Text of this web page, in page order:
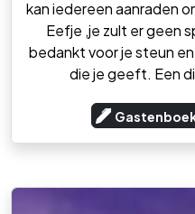
kan iedereen aanraden
Eefje ,je zult er geen
bedankt voor je steun
die je geeft. Een